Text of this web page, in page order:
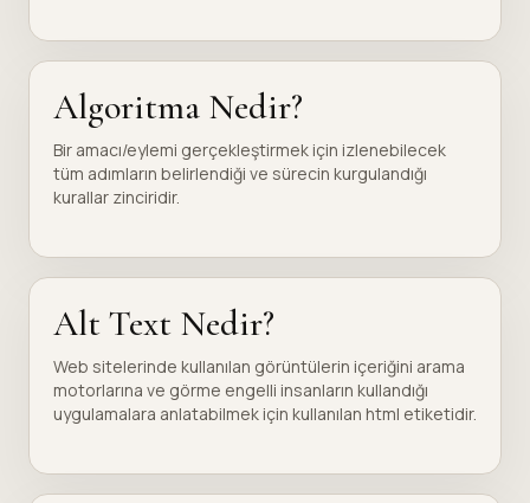
Algoritma Nedir?
Bir amacı/eylemi gerçekleştirmek için izlenebilecek
tüm adımların belirlendiği ve sürecin kurgulandığı
kurallar zinciridir.
Alt Text Nedir?
Web sitelerinde kullanılan görüntülerin içeriğini arama
motorlarına ve görme engelli insanların kullandığı
uygulamalara anlatabilmek için kullanılan html etiketidir.